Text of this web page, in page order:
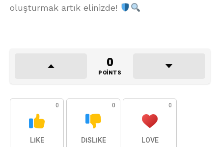
oluşturmak artık elinizde!
0
POINTS
0
LIKE
0
DISLIKE
0
LOVE